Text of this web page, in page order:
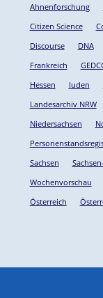
Ahnenforschung
Citizen Science
Discourse
DNA
Frankreich
Hessen
Juden
Landesarchiv NRW
Niedersachsen
Sachsen
Wochenvorschau
Österreich